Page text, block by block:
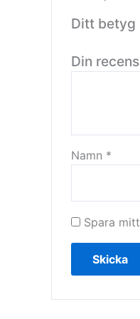
Ditt betyg
Din
Namn *
Spara